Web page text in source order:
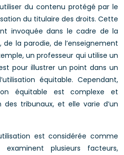
du contenu protégé par le
du titulaire des droits. Cette
invoquée dans le cadre de la
la parodie, de l’enseignement
un professeur qui utilise un
pour illustrer un point dans un
équitable. Cependant,
équitable est complexe et
des tribunaux, et elle varie d’un
est considérée comme
examinent plusieurs facteurs,